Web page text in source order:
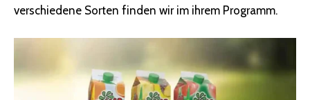
verschiedene Sorten finden wir im ihrem Programm.